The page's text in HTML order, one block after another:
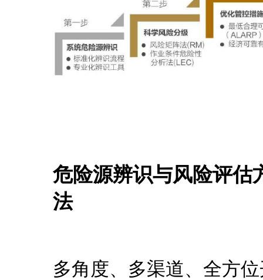
危险源辨识与风险评估
法
多角度、多渠道、全方